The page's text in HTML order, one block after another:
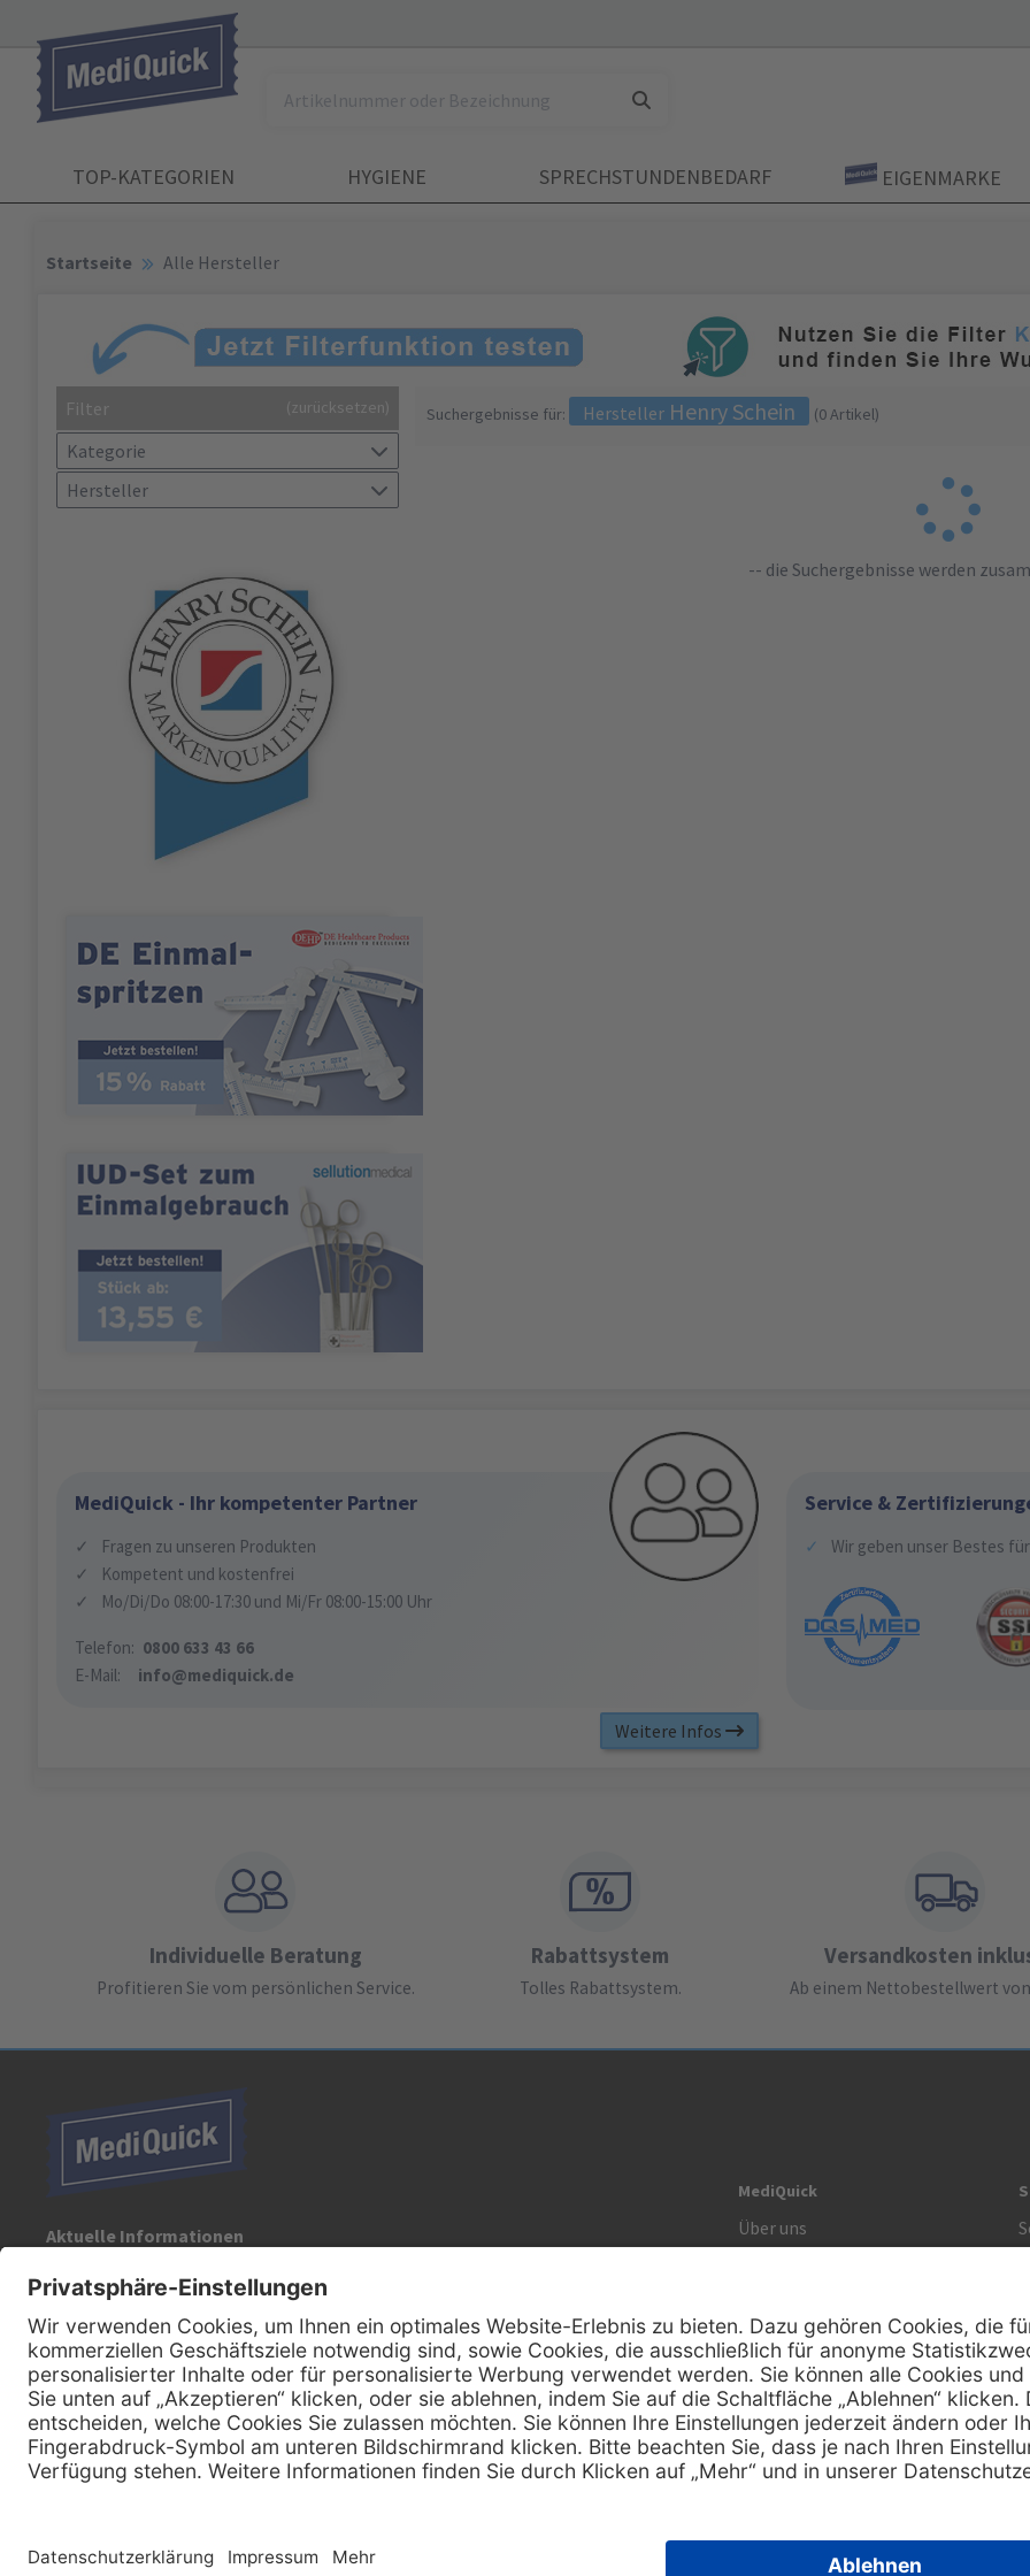
TOP-KATEGORIEN HYGIENE SPRECHSTUNDENBEDARF EIGENMARKE
Startseite Alle Hersteller
Filter (zurücksetzen)
Kategorie
Hersteller
Suchergebnisse für: HerstellerHenry Schein (0 Artikel)
-- die Suchergebnisse werden
MediQuick - Ihr kompetenter Partner
✓
Fragen zu unseren Produkten
✓
Kompetent und kostenfrei
✓
Mo/Di/Do 08:00-17:30 und Mi/Fr 08:00-15:00 Uhr
Telefon: 0800 633 43 66
E-Mail:
info@mediquick.de
Weitere Infos
Service &
✓ Wir geben unser Bestes
Individuelle Beratung
Profitieren Sie vom persönlichen Service.
Rabattsystem
Tolles Rabattsystem.
Versandkosten
Ab einem Nettobestellwert von
Aktuelle Informationen
Kontakt
MediQuick Arzt- und Krankenhausbedarfshandel GmbH
Hans-Wunderlich-Straße 7
D-49078 Osnabrück
E-Mail: info @ mediquick.de
MediQuick
Über uns
Zertifikat